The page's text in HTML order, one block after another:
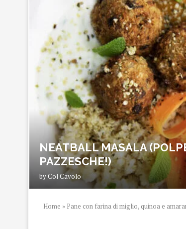
NEATBALL MASALA
PAZZESCHE!)
byCol Cavolo
Home » Pane con farina di miglio, quinoa e